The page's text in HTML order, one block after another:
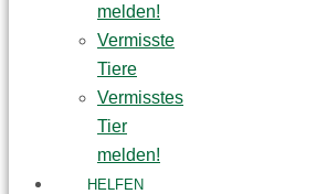
melden!
Vermisste
Tiere
Vermisstes
Tier
melden!
HELFEN